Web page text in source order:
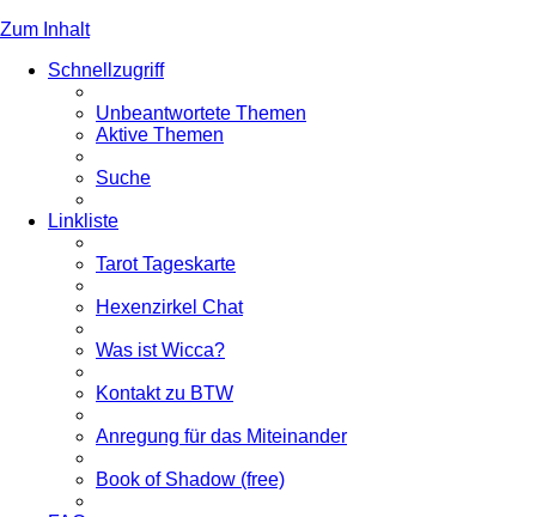
Zum Inhalt
Schnellzugriff
Unbeantwortete Themen
Aktive Themen
Suche
Linkliste
Tarot Tageskarte
Hexenzirkel Chat
Was ist Wicca?
Kontakt zu BTW
Anregung für das Miteinander
Book of Shadow (free)